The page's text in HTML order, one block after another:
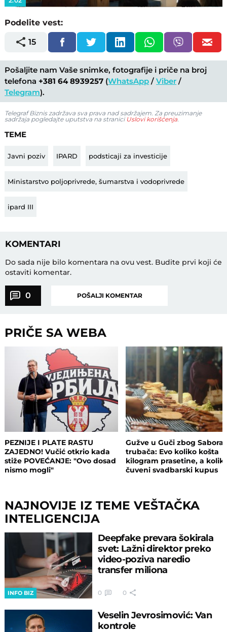
Podelite vest:
15
Pošaljite nam Vaše snimke, fotografije i priče na broj
telefona +381 64 8939257 (WhatsApp /Viber /
Telegram).
Telegraf Biznis zadržava sva prava nad sadržajem. Za preuzimanje
sadržaja pogledajte uputstva na stranici Uslovi korišćenja
TEME
Javni poziv IPARD podsticaji za investicije
Ministarstvo poljoprivrede, šumarstva i vodoprivrede
ipard III
KOMENTARI
Do sada nije bilo komentara na ovu vest. Budite prvi koji će
ostaviti komentar.
0 POŠALJI KOMENTAR
PRIČE SA WEBA
PEZNIJE I PLATE RASTU
ZAJEDNO! Vučić otkrio kada
stiže POVEĆANJE: "Ovo dosad
nismo mogli"
Gužve u Guči zbog Sabora
trubača: Evo koliko košta
kilogram prasetine, a
čuveni svadbarski kupus
NAJNOVIJE IZ TEME VEŠTAČKA
INTELIGENCIJA
INFO BIZ
Deepfake prevara šokirala
svet: Lažni direktor preko
video-poziva naredio
transfer miliona
0 0
Veselin Jevrosimović: Van
kontrole